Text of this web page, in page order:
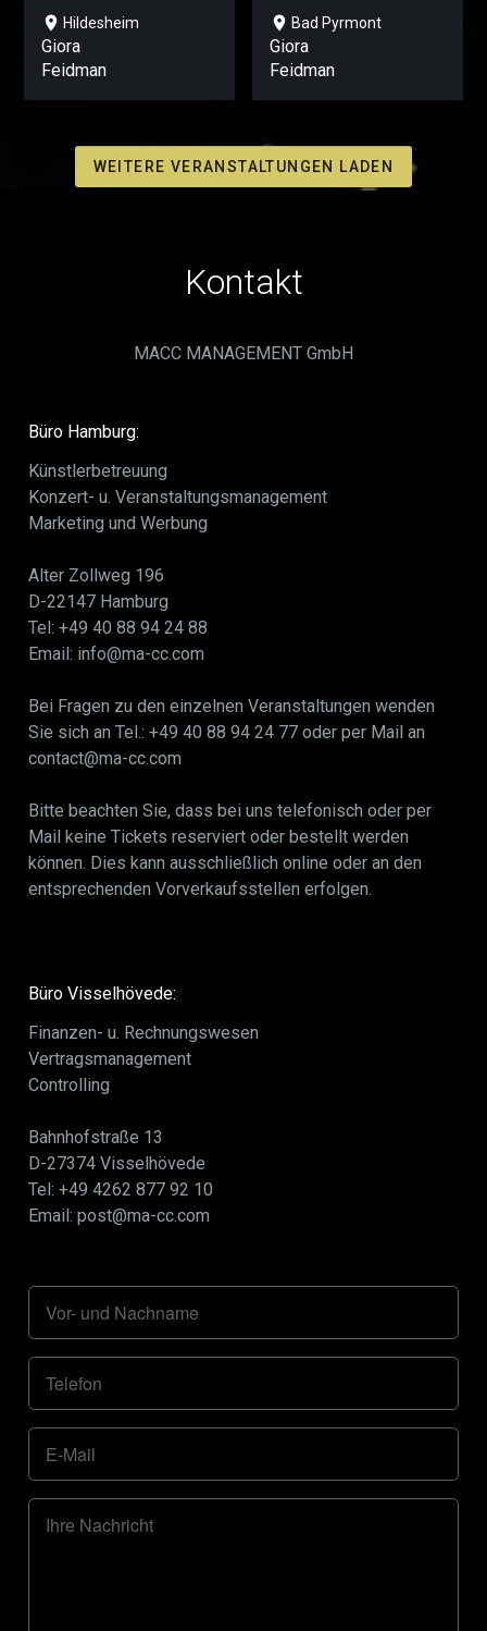
location_on Hildesheim
Giora
Feidman
location_on Bad Pyrmont
Giora
Feidman
WEITERE VERANSTALTUNGEN LADEN
Kontakt
MACC MANAGEMENT GmbH
Büro Hamburg:
Künstlerbetreuung
Konzert- u. Veranstaltungsmanagement
Marketing und Werbung
Alter Zollweg 196
D-22147 Hamburg
Tel: +49 40 88 94 24 88
Email: info@ma-cc.com
Bei Fragen zu den einzelnen Veranstaltungen wenden
Sie sich an Tel.: +49 40 88 94 24 77 oder per Mail an
contact@ma-cc.com
Bitte beachten Sie, dass bei uns telefonisch oder per
Mail keine Tickets reserviert oder bestellt werden
können. Dies kann ausschließlich online oder an den
entsprechenden Vorverkaufsstellen erfolgen.
Büro Visselhövede:
Finanzen- u. Rechnungswesen
Vertragsmanagement
Controlling
Bahnhofstraße 13
D-27374 Visselhövede
Tel: +49 4262 877 92 10
Email: post@ma-cc.com
Vor- und Nachname
Telefon
E-Mail
Ihre Nachricht